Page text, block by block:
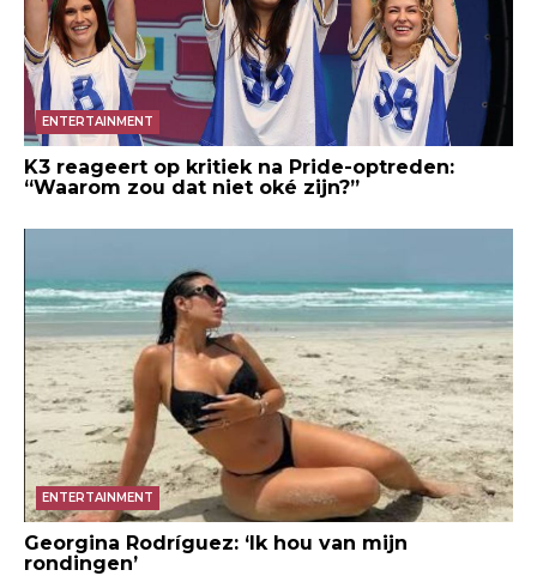
ENTERTAINMENT
K3 reageert op kritiek na Pride-optreden:
“Waarom zou dat niet oké zijn?”
ENTERTAINMENT
Georgina Rodríguez: ‘Ik hou van mijn
rondingen’